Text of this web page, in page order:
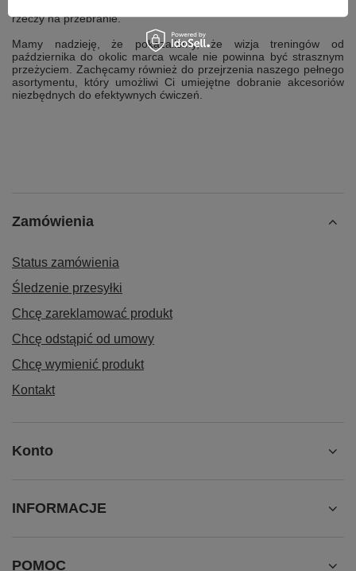
rzeczy na przebranie.
Mamy nadzieję, że pokazaliśmy, że wizja treningów od
października do okolic marca wcale nie powinna być strasznym
przeżyciem. Zachęcamy również do przejrzenia naszego pełnego
asortymentu, który umożliwi Ci umiejętne dobranie akcesoriów
niezbędnych do efektywnych ćwiczeń.
Zamówienia
Status zamówienia
Śledzenie przesyłki
Chcę zareklamować produkt
Chcę odstąpić od umowy
Chcę wymienić produkt
Kontakt
Konto
INFORMACJE
POMOC